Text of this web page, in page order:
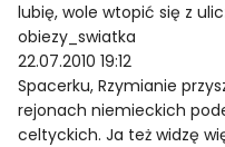
lubię, wole wtopić się z
obiezy_swiatka
22.07.2010 19:12
Spacerku, Rzymianie
rejonach niemieckich
celtyckich. Ja też widzę